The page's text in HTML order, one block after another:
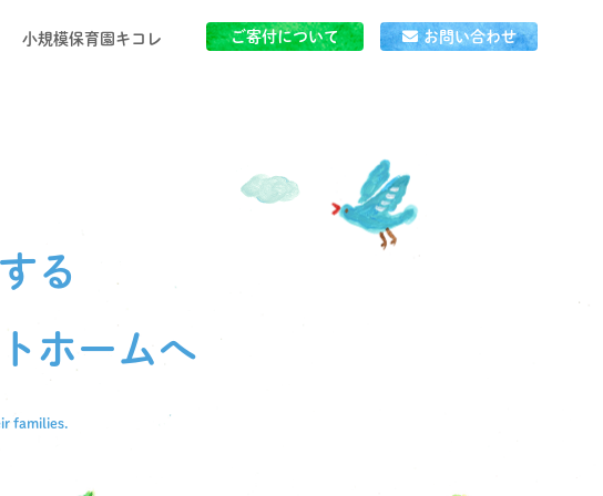
小規模保育園キコレ ご寄付について お問い合わせ
る
ホームへ
families.